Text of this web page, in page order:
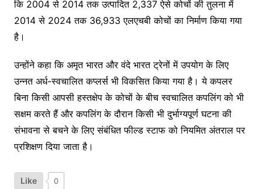
कि 2004 से 2014 तक उत्पादित 2,337 ऐसे कोचों की तुलना में
2014 से 2024 तक 36,933 एलएचबी कोचों का निर्माण किया गया
है।
उन्होंने कहा कि अमृत ​​भारत और वंदे भारत ट्रेनों में उपयोग के लिए
उन्नत अर्ध-स्वचालित कप्लर्स भी विकसित किया गया है। ये कपलर
बिना किसी आपसी हस्तक्षेप के कोचों के बीच स्वचालित कपलिंग को भी
सक्षम करते हैं और कपलिंग के दौरान किसी भी दुर्भाग्यपूर्ण घटना की
संभावना से बचने के लिए संबंधित फील्ड स्टाफ को नियमित अंतराल पर
प्रशिक्षण दिया जाता है।
Like 0